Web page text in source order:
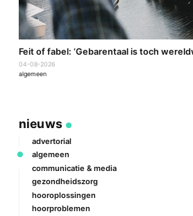
Feit of fabel: ‘Gebarentaal is toch
04-08-2026
algemeen
nieuws
advertorial
algemeen
communicatie & media
gezondheidszorg
hooroplossingen
hoorproblemen